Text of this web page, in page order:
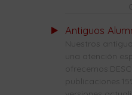
Antiguos
Nuestros
una atención